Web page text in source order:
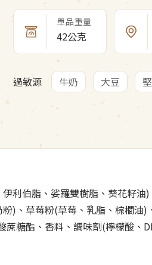
單品重量
42公克
過敏源 牛奶 大豆
利伯脂、娑羅雙樹脂、葵花籽
)、草莓粉(草莓、乳脂、棕櫚油
蔗糖酯、香料、調味劑(檸檬酸、